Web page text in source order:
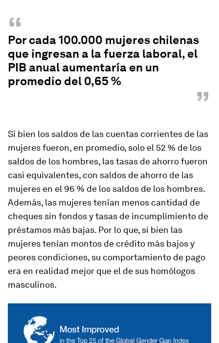
“
Por cada 100.000 mujeres chilenas
que ingresan a la fuerza laboral, el
PIB anual aumentaría en un
promedio del 0,65 %
”
Si bien los saldos de las cuentas corrientes de las
mujeres fueron, en promedio, solo el 52 % de los
saldos de los hombres, las tasas de ahorro fueron
casi equivalentes, con saldos de ahorro de las
mujeres en el 96 % de los saldos de los hombres.
Además, las mujeres tenían menos cantidad de
cheques sin fondos y tasas de incumplimiento de
préstamos más bajas. Por lo que, si bien las
mujeres tenían montos de crédito más bajos y
peores condiciones, su comportamiento de pago
era en realidad mejor que el de sus homólogos
masculinos.